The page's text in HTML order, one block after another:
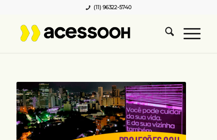
(11) 96322-5740